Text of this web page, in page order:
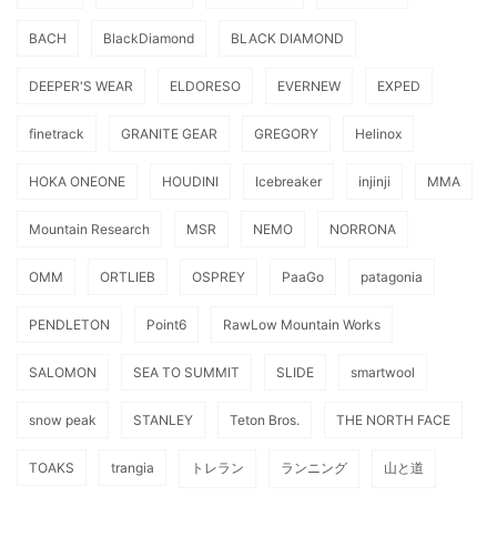
BACH BlackDiamond BLACK DIAMOND
DEEPER'S WEAR ELDORESO EVERNEW EXPED
finetrack GRANITE GEAR GREGORY Helinox
HOKA ONEONE HOUDINI Icebreaker injinji MMA
Mountain Research MSR NEMO NORRONA
OMM ORTLIEB OSPREY PaaGo patagonia
PENDLETON Point6 RawLow Mountain Works
SALOMON SEA TO SUMMIT SLIDE smartwool
snow peak STANLEY Teton Bros. THE NORTH FACE
TOAKS trangia トレラン ランニング 山と道